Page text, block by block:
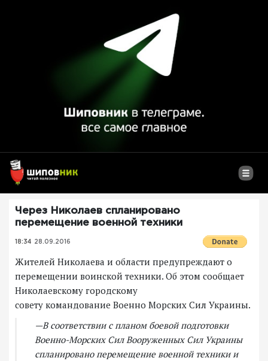
Через Николаев спланировано
перемещение военной техники
18:34 28.09.2016
Жителей Николаева и области предупреждают о
перемещении воинской техники. Об этом сообщает
Николаевскому городскому
совету командование Военно Морских Сил Украины.
—В соответствии с планом боевой подготовки
Военно-Морских Сил Вооруженных Сил Украины
спланировано перемещение военной техники и